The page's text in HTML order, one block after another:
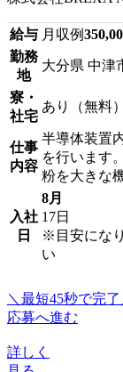
給与 月収例
勤務
地
大分県 中津
寮・
社宅
あり（無料）
仕事
内容
半導体装置
を行いま
粉を大きな
入社
日
8月
17日
※目安にな
い
＼最短45秒で完了
応募へ進む
詳しく